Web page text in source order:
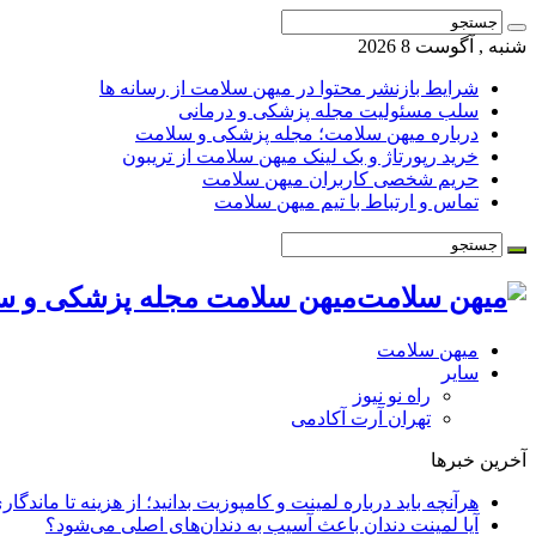
شنبه , آگوست 8 2026
شرایط بازنشر محتوا در میهن سلامت از رسانه ها
سلب مسئولیت مجله پزشکی و درمانی
درباره میهن سلامت؛ مجله پزشکی و سلامت
خرید رپورتاژ و بک لینک میهن سلامت از تریبون
حریم شخصی کاربران میهن سلامت
تماس و ارتباط با تیم میهن سلامت
میهن سلامت مجله پزشکی و
میهن سلامت
سایر
راه نو نیوز
تهران آرت آکادمی
آخرین خبرها
هرآنچه باید درباره لمینت و کامپوزیت بدانید؛ از هزینه تا
آیا لمینت دندان باعث آسیب به دندان‌های اصلی می‌شود؟